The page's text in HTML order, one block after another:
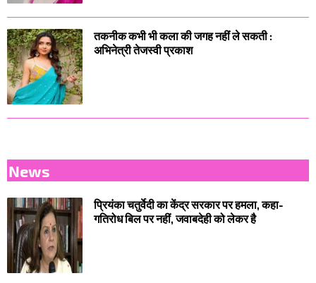
तकनीक कभी भी कला की जगह नहीं ले सकती :
अभिनेत्री तेजस्वी प्रकाश
News
प्रियंका चतुर्वेदी का केंद्र सरकार पर हमला, कहा-
गतिरोध बिल पर नहीं, जवाबदेही को लेकर है